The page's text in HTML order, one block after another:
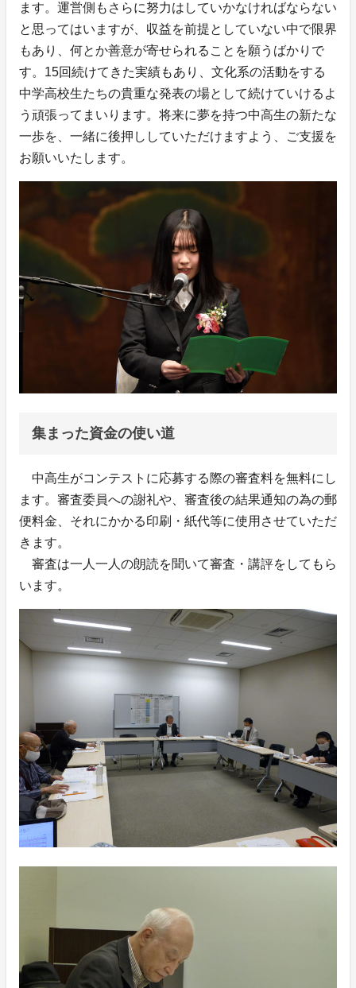
ます。運営側もさらに努力はしていかなければならない
と思ってはいますが、収益を前提としていない中で限界
もあり、何とか善意が寄せられることを願うばかりで
す。15回続けてきた実績もあり、文化系の活動をする
中学高校生たちの貴重な発表の場として続けていけるよ
う頑張ってまいります。将来に夢を持つ中高生の新たな
一歩を、一緒に後押ししていただけますよう、ご支援を
お願いいたします。
集まった資金の使い道
中高生がコンテストに応募する際の審査料を無料にし
ます。審査委員への謝礼や、審査後の結果通知の為の郵
便料金、それにかかる印刷・紙代等に使用させていただ
きます。
審査は一人一人の朗読を聞いて審査・講評をしてもら
います。